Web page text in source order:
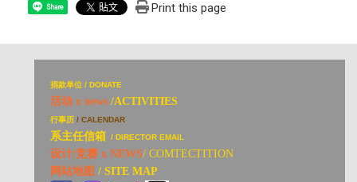
Share Print this page
捐款单位 / DONATE
活动 x news /ACTIVITIES
行事历 / CALENDAR
系主任信箱 / DIRECTOR EMAIL
设计/竞赛 x NEWS/ COMTECTITION
网站地图 / SITE MAP